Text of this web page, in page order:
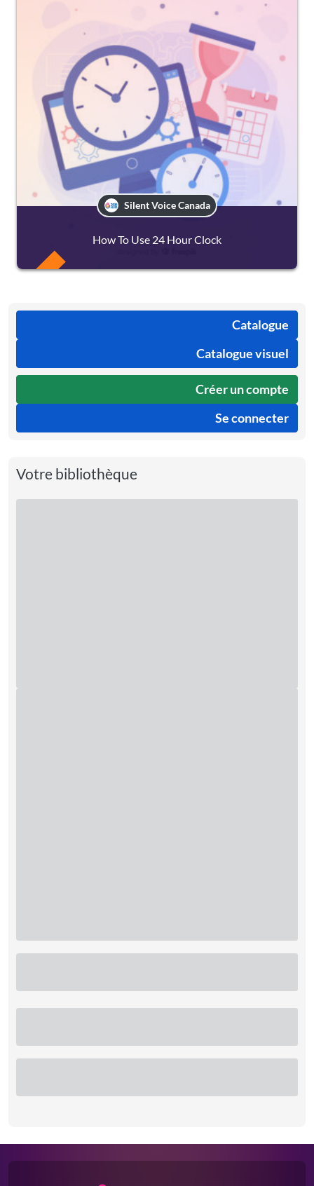
Silent Voice Canada
How To Use 24 Hour Clock
Catalogue
Catalogue visuel
Créer un compte
Se connecter
Votre bibliothèque